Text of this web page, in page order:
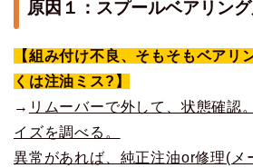
原因１：スプールベアリン
【組み付け不良、そもそもベアリ
くは注油ミス?】
→ リムーバーで外して、状態確認
イズを調べる。
異常があれば、純正注油or修理(メ